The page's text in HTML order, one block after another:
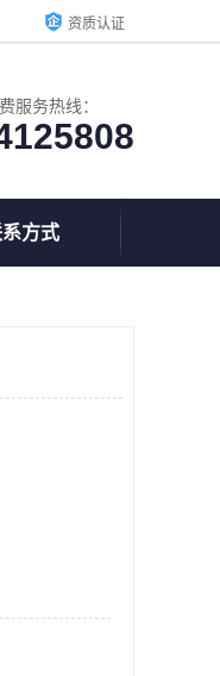
资质认证
服务热线：
方式